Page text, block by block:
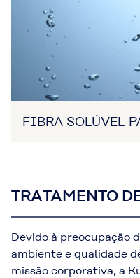
FIBRA SOLÚVEL
TRATAMENTO
Devido à preocupação
ambiente e qualidade
missão corporativa, a